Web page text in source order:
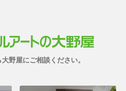
野屋にご相談ください。